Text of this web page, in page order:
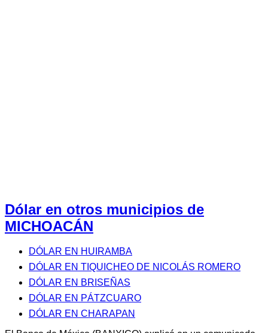
Dólar en otros municipios de
MICHOACÁN
DÓLAR EN HUIRAMBA
DÓLAR EN TIQUICHEO DE NICOLÁS ROMERO
DÓLAR EN BRISEÑAS
DÓLAR EN PÁTZCUARO
DÓLAR EN CHARAPAN